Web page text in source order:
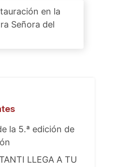
en la
Señora del
la 5.ª edición de
LLEGA A TU